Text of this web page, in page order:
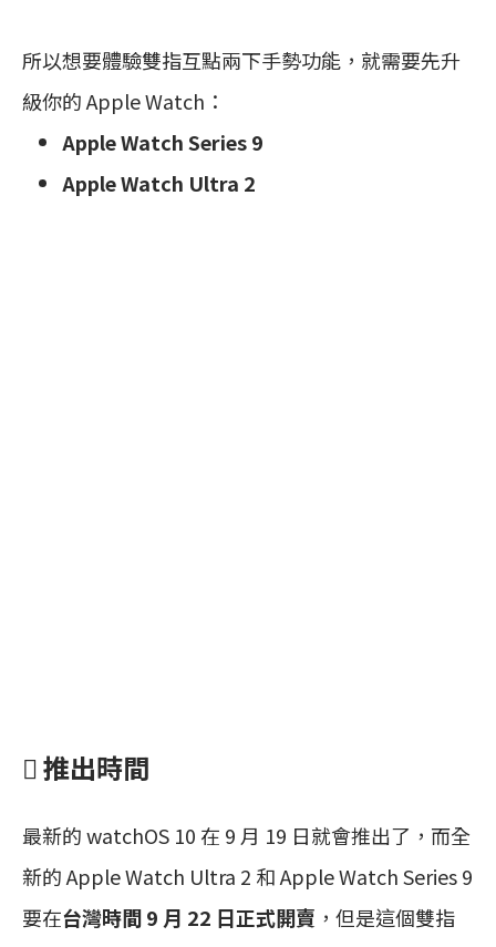
所以想要體驗雙指互點兩下手勢功能，就需要先升
級你的 Apple Watch：
Apple Watch Series 9
Apple Watch Ultra 2
 推出時間
最新的 watchOS 10 在 9 月 19 日就會推出了，而全
新的 Apple Watch Ultra 2 和 Apple Watch Series 9
要在台灣時間 9 月 22 日正式開賣 ，但是這個雙指